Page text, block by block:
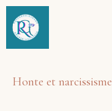
Honte et narcissisme